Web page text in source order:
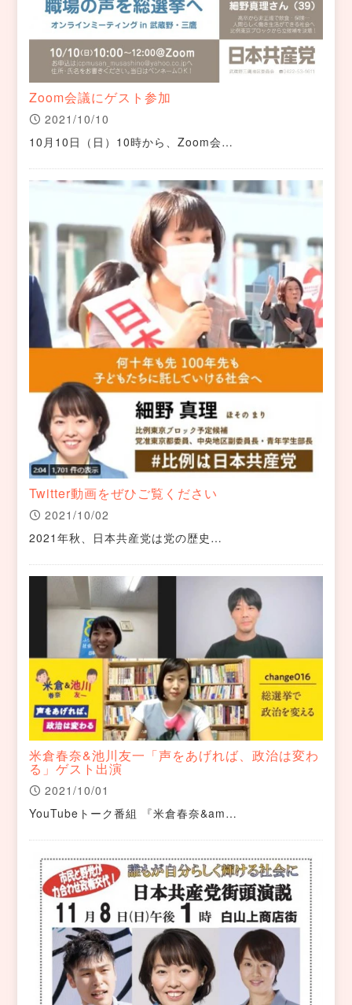
Zoom会議にゲスト参加
2021/10/10
10月10日（日）10時から、Zoom会…
Twitter動画をぜひご覧ください
2021/10/02
2021年秋、日本共産党は党の歴史…
米倉春奈&池川友一「声をあげれば、政治は変わ
る」ゲスト出演
2021/10/01
YouTubeトーク番組 『米倉春奈&am…